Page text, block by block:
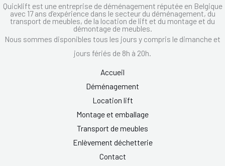
Quicklift est une entreprise de déménagement réputée en Belgique
avec 17 ans d’expérience dans le secteur du déménagement, du
transport de meubles, de la location de lift et du montage et du
démontage de meubles.
Nous sommes disponibles tous les jours y compris le dimanche et
jours fériés de 8h à 20h.
Accueil
Déménagement
Location lift
Montage et emballage
Transport de meubles
Enlèvement déchetterie
Contact